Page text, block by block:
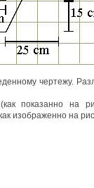
чертежу.
показанно на
изображенно на